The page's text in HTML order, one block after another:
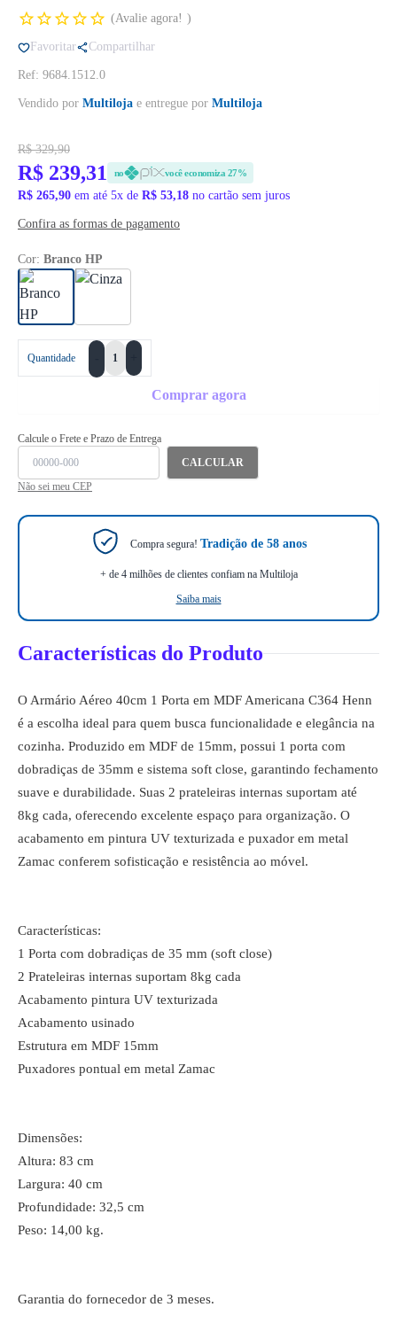
Avalie agora!
Favoritar Compartilhar
Ref: 9684.1512.0
Vendido por Multiloja e entregue por Multiloja
R$ 329,90
R$ 239,31 no você economiza 27%
R$ 265,90 em até 5x de R$ 53,18 no cartão sem juros
Confira as formas de pagamento
Cor: Branco HP
Quantidade
Comprar agora
Calcule o Frete e Prazo de Entrega
CALCULAR
Não sei meu CEP
Compra segura! Tradição de 58 anos
+ de 4 milhões de clientes confiam na Multiloja
Saiba mais
Características do Produto
O Armário Aéreo 40cm 1 Porta em MDF Americana C364 Henn
é a escolha ideal para quem busca funcionalidade e elegância na
cozinha. Produzido em MDF de 15mm, possui 1 porta com
dobradiças de 35mm e sistema soft close, garantindo fechamento
suave e durabilidade. Suas 2 prateleiras internas suportam até
8kg cada, oferecendo excelente espaço para organização. O
acabamento em pintura UV texturizada e puxador em metal
Zamac conferem sofisticação e resistência ao móvel.
Características:
1 Porta com dobradiças de 35 mm (soft close)
2 Prateleiras internas suportam 8kg cada
Acabamento pintura UV texturizada
Acabamento usinado
Estrutura em MDF 15mm
Puxadores pontual em metal Zamac
Dimensões:
Altura: 83 cm
Largura: 40 cm
Profundidade: 32,5 cm
Peso: 14,00 kg.
Garantia do fornecedor de 3 meses.